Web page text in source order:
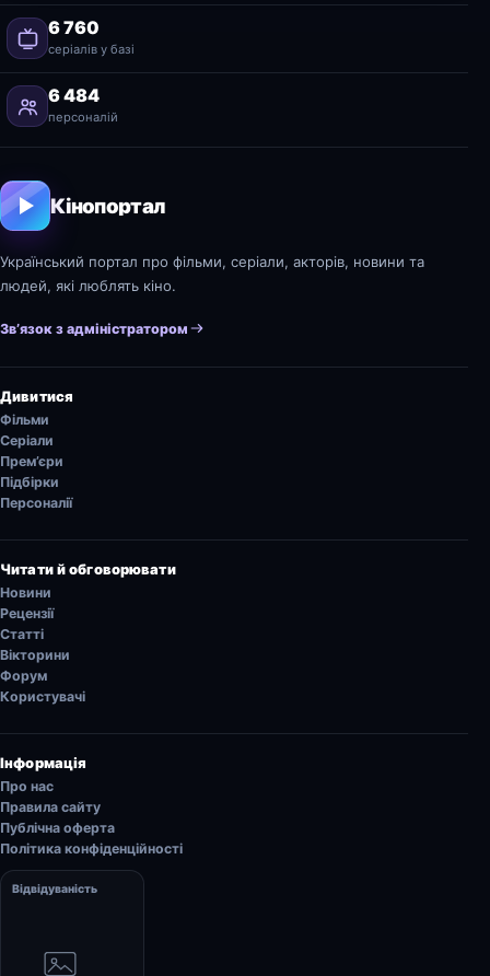
6 760
серіалів у базі
6 484
персоналій
Кінопортал
Український портал про фільми, серіали, акторів, новини та
людей, які люблять кіно.
Зв’язок з адміністратором
Дивитися
Фільми
Серіали
Прем’єри
Підбірки
Персоналії
Читати й обговорювати
Новини
Рецензії
Статті
Вікторини
Форум
Користувачі
Інформація
Про нас
Правила сайту
Публічна оферта
Політика конфіденційності
Відвідуваність